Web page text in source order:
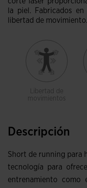
la piel. Fabricados
libertad de movimiento.
Libertad de
movimientos
Descripción
Short de running para
tecnología para
entrenamiento